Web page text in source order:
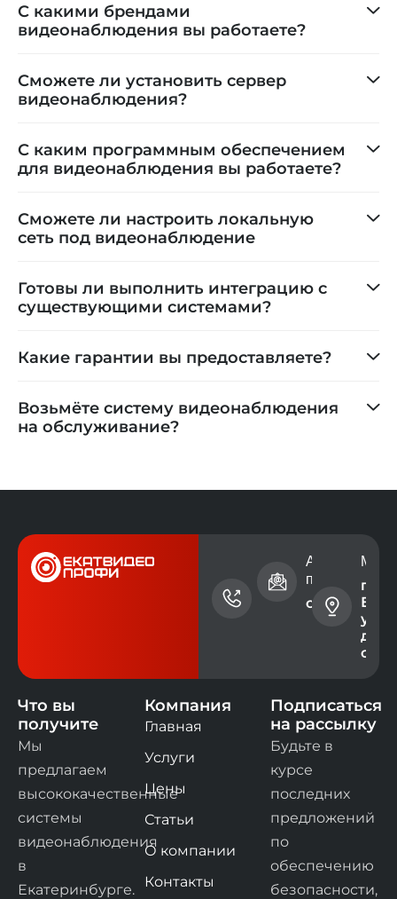
С какими брендами
видеонаблюдения вы работаете?
Сможете ли установить сервер
видеонаблюдения?
С каким программным обеспечением
для видеонаблюдения вы работаете?
Сможете ли настроить локальную
сеть под видеонаблюдение
Готовы ли выполнить интеграцию с
существующими системами?
Какие гарантии вы предоставляете?
Возьмёте систему видеонаблюдения
на обслуживание?
телефона
+7 (343)
Адрес
почты
г.
ул.
дом
Что вы
получите
Мы
предлагаем
высококачественные
системы
видеонаблюдения
в
Екатеринбурге.
Компания
Главная
Услуги
Цены
Статьи
О компании
Контакты
Подписаться
на рассылку
Будьте в
курсе
последних
предложений
по
обеспечению
безопасности,